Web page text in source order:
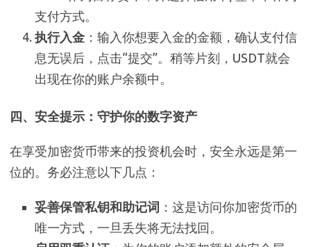
支付方式。
执行入金 ：输入你想要入金的金额，确认支付信
息无误后，点击“提交”。稍等片刻，USDT就会
出现在你的账户余额中。
四、安全提示：守护你的数字资产
在享受加密货币带来的投资机会时，安全永远是第一
位的。务必注意以下几点：
妥善保管私钥和助记词 ：这是访问你加密货币的
唯一方式，一旦丢失将无法找回。